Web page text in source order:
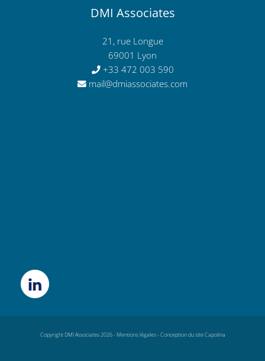
DMI Associates
21, rue Longue
69001 Lyon
+33 472 003 590
mail@dmiassociates.com
Copyright DMI Associates 2026 - Mentions légales-Conception du site Capolina